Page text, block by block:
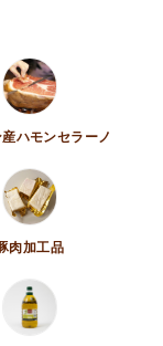
ハモンセラーノ
肉加工品